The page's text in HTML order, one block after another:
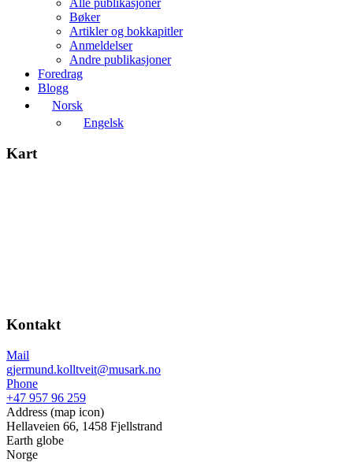
Alle publikasjoner
Bøker
Artikler og bokkapitler
Anmeldelser
Andre publikasjoner
Foredrag
Blogg
Norsk
Engelsk
Kart
Kontakt
Mail
gjermund.kolltveit@musark.no
Phone
+47 957 96 259
Address (map icon)
Hellaveien 66, 1458 Fjellstrand
Earth globe
Norge